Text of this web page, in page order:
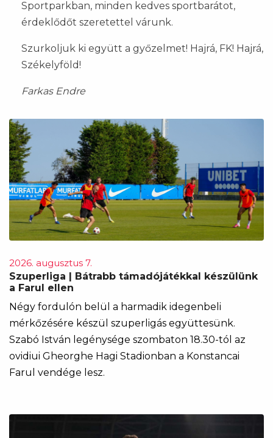
Sportparkban, minden kedves sportbarátot,
érdeklődőt szeretettel várunk.
Szurkoljuk ki együtt a győzelmet! Hajrá, FK! Hajrá,
Székelyföld!
Farkas Endre
2026. augusztus 7.
Szuperliga | Bátrabb támadójátékkal készülünk
a Farul ellen
Négy fordulón belül a harmadik idegenbeli
mérkőzésére készül szuperligás együttesünk.
Szabó István legénysége szombaton 18.30-tól az
ovidiui Gheorghe Hagi Stadionban a Konstancai
Farul vendége lesz.